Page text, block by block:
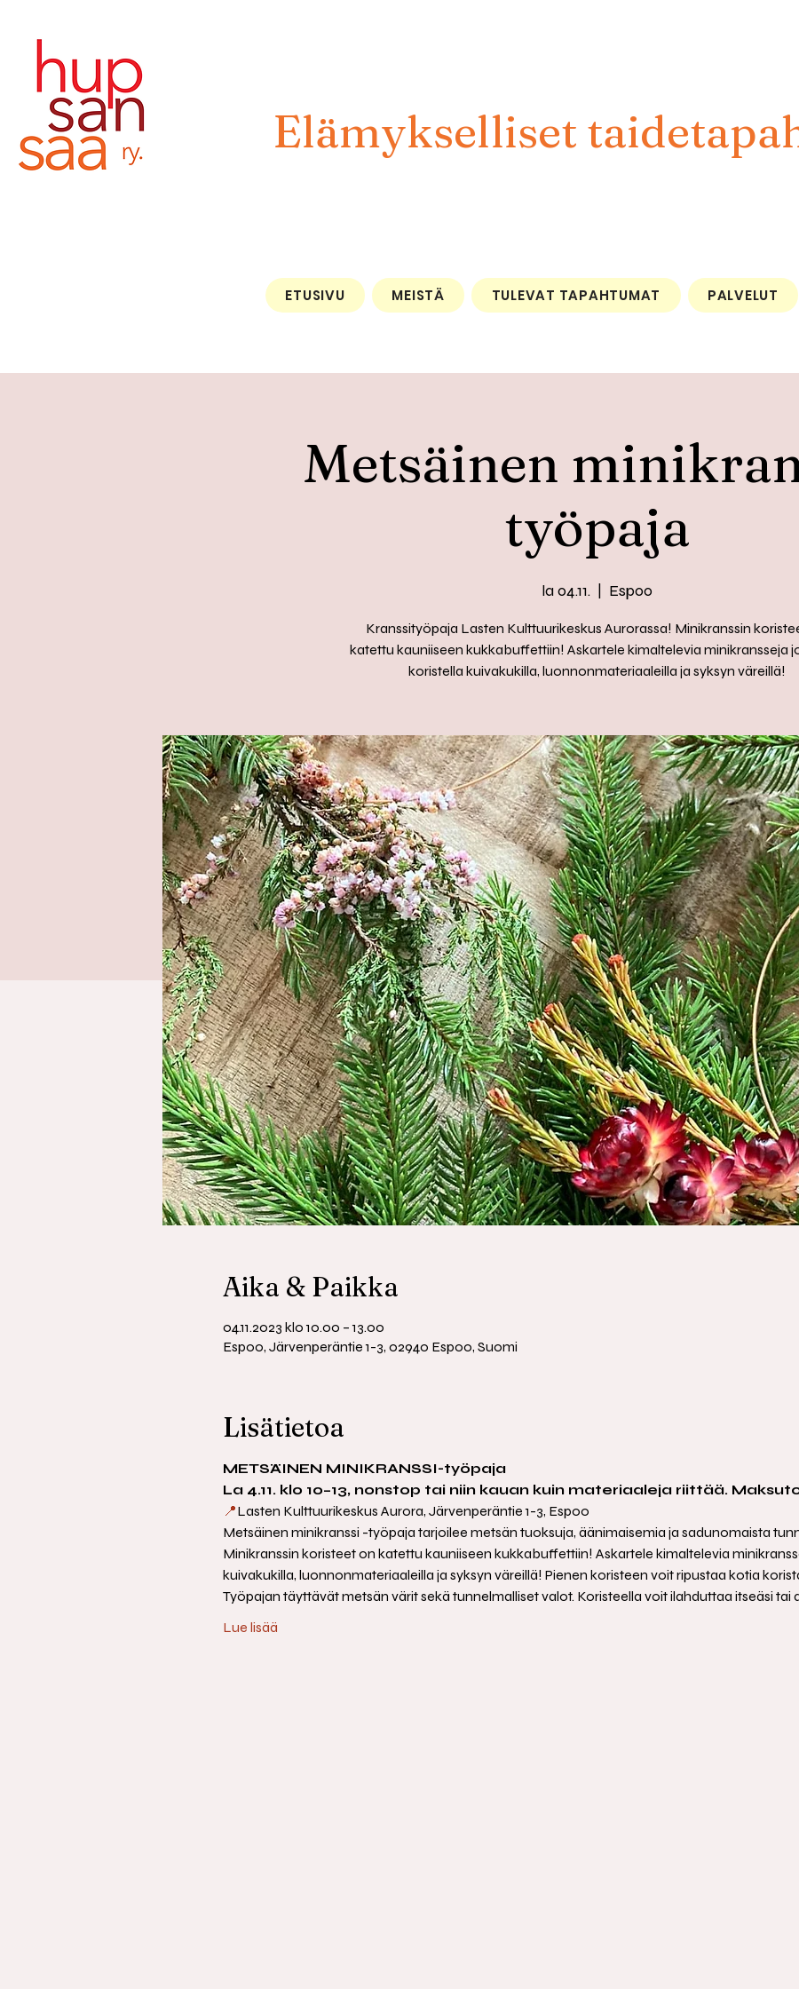
Elämykselliset
ETUSIVU MEISTÄ TULEVAT TAPAHTUMAT PALVELUT
Metsäinen
työpaja
la 04.11.
  |
Espoo
Kranssityöpaja Lasten Kulttuurikeskus Aurorassa! Minikranssin
katettu kauniiseen kukkabuffettiin! Askartele kimaltelevia minikransseja
koristella kuivakukilla, luonnonmateriaaleilla ja syksyn väreillä!
Aika & Paikka
04.11.2023 klo 10.00 – 13.00
Espoo, Järvenperäntie 1-3, 02940 Espoo, Suomi
Lisätietoa
METSÄINEN MINIKRANSSI-työpaja
La 4.11. klo 10–13, nonstop tai niin kauan kuin materiaaleja riittää.
📍Lasten Kulttuurikeskus Aurora, Järvenperäntie 1-3, Espoo
Metsäinen minikranssi -työpaja tarjoilee metsän tuoksuja, äänimaisemia ja sadunomaista
Minikranssin koristeet on katettu kauniiseen kukkabuffettiin! Askartele kimaltelevia
kuivakukilla, luonnonmateriaaleilla ja syksyn väreillä! Pienen koristeen voit ripustaa kotia
Työpajan täyttävät metsän värit sekä tunnelmalliset valot. Koristeella voit ilahduttaa itseäsi tai
Lue lisää